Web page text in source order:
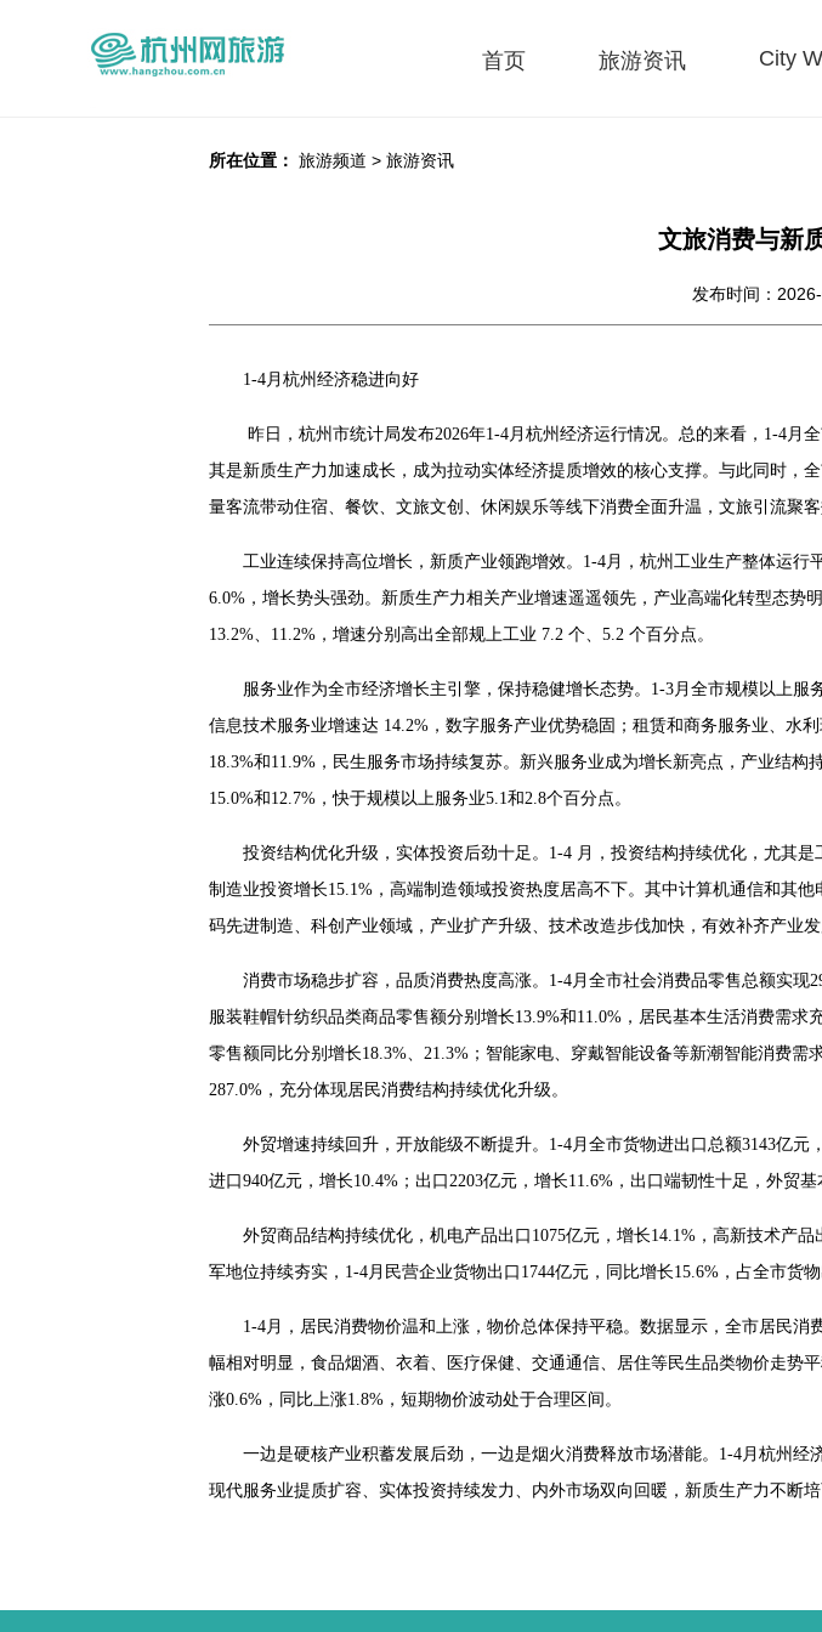
首页 旅游资讯 City
所在位置： 旅游频道 > 旅游资讯
文旅消费与新
发布时间：
1-4月杭州经济稳进向好
昨日，杭州市统计局发布2026年1-4月杭州经济运行情况。总的来看，1-4
其是新质生产力加速成长，成为拉动实体经济提质增效的核心支撑。与此同时，
量客流带动住宿、餐饮、文旅文创、休闲娱乐等线下消费全面升温，文旅引流聚
工业连续保持高位增长，新质产业领跑增效。1-4月，杭州工业生产整体运
6.0%，增长势头强劲。新质生产力相关产业增速遥遥领先，产业高端化转型态
13.2%、11.2%，增速分别高出全部规上工业 7.2 个、5.2 个百分点。
服务业作为全市经济增长主引擎，保持稳健增长态势。1-3月全市规模以上
信息技术服务业增速达 14.2%，数字服务产业优势稳固；租赁和商务服务业、水
18.3%和11.9%，民生服务市场持续复苏。新兴服务业成为增长新亮点，产业结
15.0%和12.7%，快于规模以上服务业5.1和2.8个百分点。
投资结构优化升级，实体投资后劲十足。1-4 月，投资结构持续优化，尤其
制造业投资增长15.1%，高端制造领域投资热度居高不下。其中计算机通信和其
码先进制造、科创产业领域，产业扩产升级、技术改造步伐加快，有效补齐产业
消费市场稳步扩容，品质消费热度高涨。1-4月全市社会消费品零售总额实现
服装鞋帽针纺织品类商品零售额分别增长13.9%和11.0%，居民基本生活消费需
零售额同比分别增长18.3%、21.3%；智能家电、穿戴智能设备等新潮智能消费
287.0%，充分体现居民消费结构持续优化升级。
外贸增速持续回升，开放能级不断提升。1-4月全市货物进出口总额3143亿
进口940亿元，增长10.4%；出口2203亿元，增长11.6%，出口端韧性十足，外贸基
外贸商品结构持续优化，机电产品出口1075亿元，增长14.1%，高新技术产
军地位持续夯实，1-4月民营企业货物出口1744亿元，同比增长15.6%，占全市货
1-4月，居民消费物价温和上涨，物价总体保持平稳。数据显示，全市居民
幅相对明显，食品烟酒、衣着、医疗保健、交通通信、居住等民生品类物价走势
涨0.6%，同比上涨1.8%，短期物价波动处于合理区间。
一边是硬核产业积蓄发展后劲，一边是烟火消费释放市场潜能。1-4月杭州
现代服务业提质扩容、实体投资持续发力、内外市场双向回暖，新质生产力不断